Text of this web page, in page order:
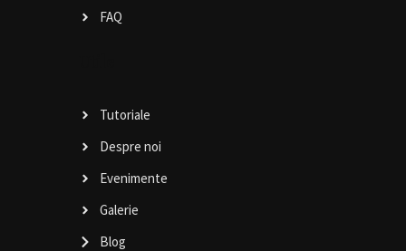
FAQ
Tutoriale
Despre noi
Evenimente
Galerie
Blog